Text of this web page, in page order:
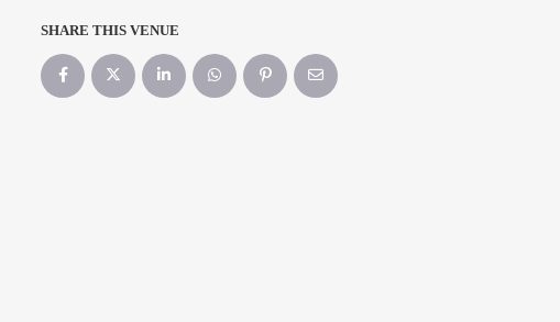
SHARE THIS VENUE